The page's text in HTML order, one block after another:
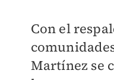
Con el
Martínez se